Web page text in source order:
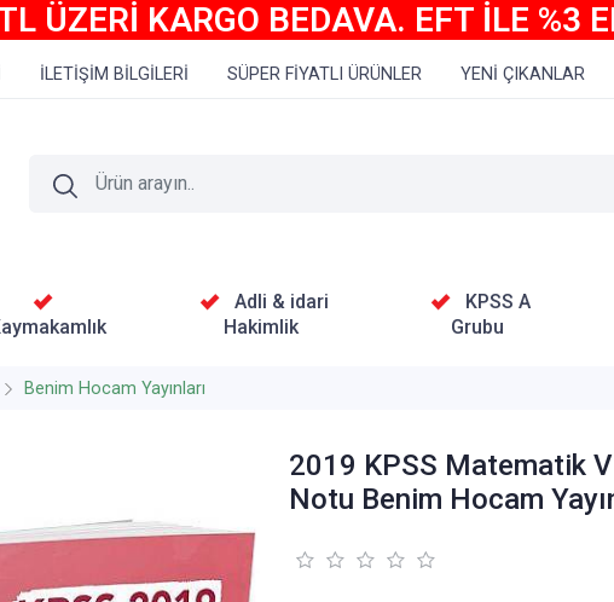
ÜZERİ KARGO BEDAVA. EFT İLE %3
İLETİŞİM BİLGİLERİ SÜPER FİYATLI ÜRÜNLER YENİ ÇIKANLAR
Adli & idari
Hakimlik
KPSS A
Grubu
Benim Hocam Yayınları
2019 KPSS Matematik
Notu Benim Hocam